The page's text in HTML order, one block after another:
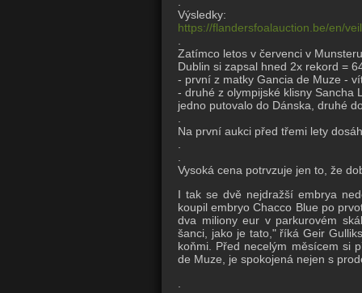
Výsledky:
https://flandersfoalauction.be/en/
Zatímco letos v červenci v
Dublin si zapsal hned 2x rekord =
- první z matky Gancia de Muze -
- druhé z olympijské klisny Sancha
jedno putovalo do Dánska, druhé
Na první aukci před třemi lety
Vysoká cena potrvzuje jen to, že
I tak se dvě nejdražší embrya
koupil embryo Chacco Blue po
dva miliony eur v parkurovém
šanci, jako je tato," říká Geir
koňmi. Před necelým měsícem si
de Muze, je spokojená nejen s